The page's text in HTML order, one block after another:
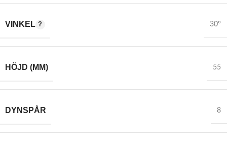
VINKEL 30°
HÖJD (MM) 55
DYNSPÅR 8